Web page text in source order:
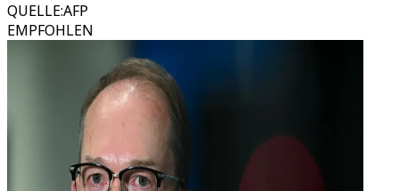
QUELLE:AFP
EMPFOHLEN